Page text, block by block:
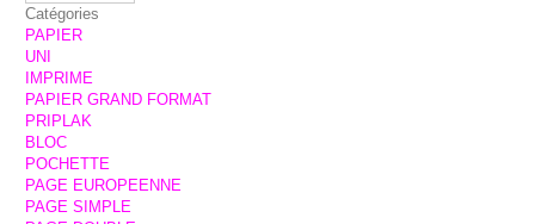
Catégories
PAPIER
UNI
IMPRIME
PAPIER GRAND FORMAT
PRIPLAK
BLOC
POCHETTE
PAGE EUROPEENNE
PAGE SIMPLE